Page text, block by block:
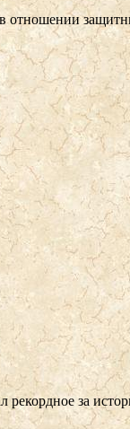
отношении
рекордное за